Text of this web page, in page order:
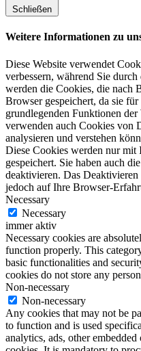
Schließen
Weitere Informationen zu
Diese Website verwendet
verbessern, während Sie
werden die Cookies, die nach
Browser gespeichert, da sie
grundlegenden Funktionen
verwenden auch Cookies von
analysieren und verstehen
Diese Cookies werden nur
gespeichert. Sie haben auch
deaktivieren. Das
jedoch auf Ihre Browser-
Necessary
Necessary
immer aktiv
Necessary cookies are
function properly. This
basic functionalities and
cookies do not store any
Non-necessary
Non-necessary
Any cookies that may not be
to function and is used
analytics, ads, other embedded